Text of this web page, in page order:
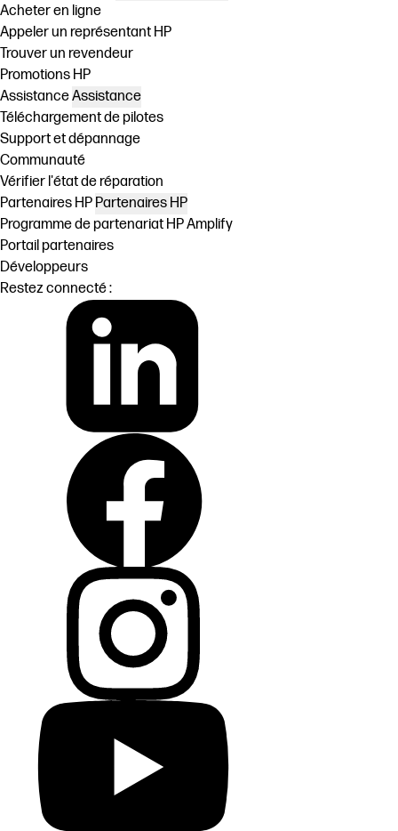
Acheter en ligne
Appeler un représentant HP
Trouver un revendeur
Promotions HP
AssistanceAssistance
Téléchargement de pilotes
Support et dépannage
Communauté
Vérifier l'état de réparation
Partenaires HP Partenaires HP
Programme de partenariat HP Amplify
Portail partenaires
Développeurs
Restez connecté :